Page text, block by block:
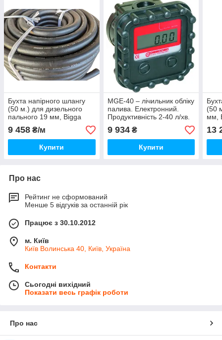
Бухта напірного шлангу
(50 м.) для дизельного
пального 19 мм, Bigga
BDH-20
9 458 ₴/м
Купити
MGE-40 – лічильник обліку
палива. Електронний.
Продуктивність 2-40 л/хв.
9 934₴
Купити
(50
мм,
13
Про нас
Рейтинг не сформований
Менше 5 відгуків за останній рік
Працює з 30.10.2012
м. Київ
Київ Волинська 40, Київ, Україна
Контакти
Сьогодні вихідний
Показати весь графік роботи
Про нас